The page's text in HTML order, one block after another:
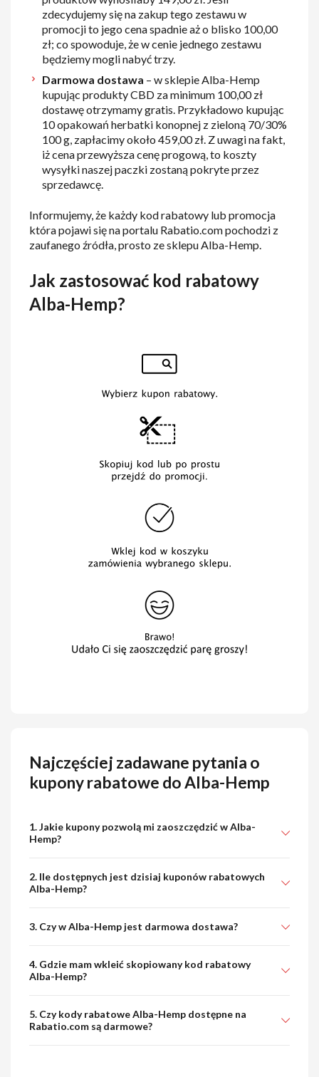
zdecydujemy się na zakup tego zestawu w
promocji to jego cena spadnie aż o blisko 100,00
zł; co spowoduje, że w cenie jednego zestawu
będziemy mogli nabyć trzy.
Darmowa dostawa – w sklepie Alba-Hemp
kupując produkty CBD za minimum 100,00 zł
dostawę otrzymamy gratis. Przykładowo kupując
10 opakowań herbatki konopnej z zieloną 70/30%
100 g, zapłacimy około 459,00 zł. Z uwagi na fakt,
iż cena przewyższa cenę progową, to koszty
wysyłki naszej paczki zostaną pokryte przez
sprzedawcę.
Informujemy, że każdy kod rabatowy lub promocja
która pojawi się na portalu Rabatio.com pochodzi z
zaufanego źródła, prosto ze sklepu Alba-Hemp.
Jak zastosować kod rabatowy
Alba-Hemp?
Najczęściej zadawane pytania o
kupony rabatowe do Alba-Hemp
1. Jakie kupony pozwolą mi zaoszczędzić w Alba-
Hemp?
2. Ile dostępnych jest dzisiaj kuponów rabatowych
Alba-Hemp?
3. Czy w Alba-Hemp jest darmowa dostawa?
4. Gdzie mam wkleić skopiowany kod rabatowy
Alba-Hemp?
5. Czy kody rabatowe Alba-Hemp dostępne na
Rabatio.com są darmowe?